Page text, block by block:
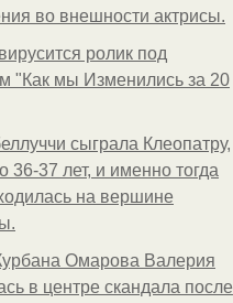
во внешности актрисы.
ролик под
"Как мы Изменились за 20
сыграла Клеопатру,
36-37 лет, и именно тогда
на вершине
Омарова Валерия
в центре скандала после